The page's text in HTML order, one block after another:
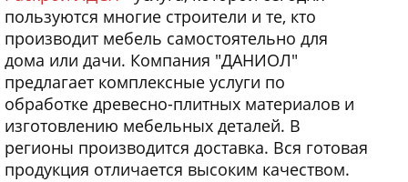
пользуются многие строители и те, кто
производит мебель самостоятельно для
дома или дачи. Компания "ДАНИОЛ"
предлагает комплексные услуги по
обработке древесно-плитных материалов и
изготовлению мебельных деталей. В
регионы производится доставка. Вся готовая
продукция отличается высоким качеством.